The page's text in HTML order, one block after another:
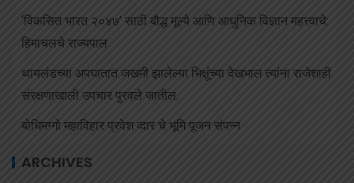
‘विकसित भारत २०४७’ साठी बौद्ध मूल्ये आणि आधुनिक विज्ञान महत्त्वाचे:
हिमाचलचे राज्यपाल
थायलंडच्या अपघातात जखमी झालेल्या भिक्षूंच्या देखभाल त्यांना राजेशाही
संरक्षणाखाली उपचार पुरवले जातील.
बोधिमग्गो महाविहार प्रवेश व्दार चे भूमि पूजन संपन्न
ARCHIVES